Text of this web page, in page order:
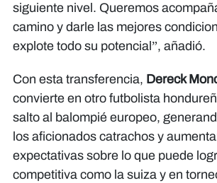
siguiente nivel. Queremos
camino y darle las mejores
explote todo su potencial”, añadió.
Con esta transferencia, Dereck
convierte en otro futbolista
salto al balompié europeo,
los aficionados catrachos y
expectativas sobre lo que puede
competitiva como la suiza y en